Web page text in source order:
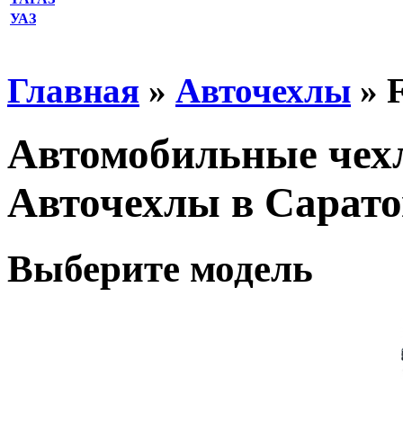
УАЗ
Главная » Авточехлы »
Автомобильные
Авточехлы в
Выберите модель